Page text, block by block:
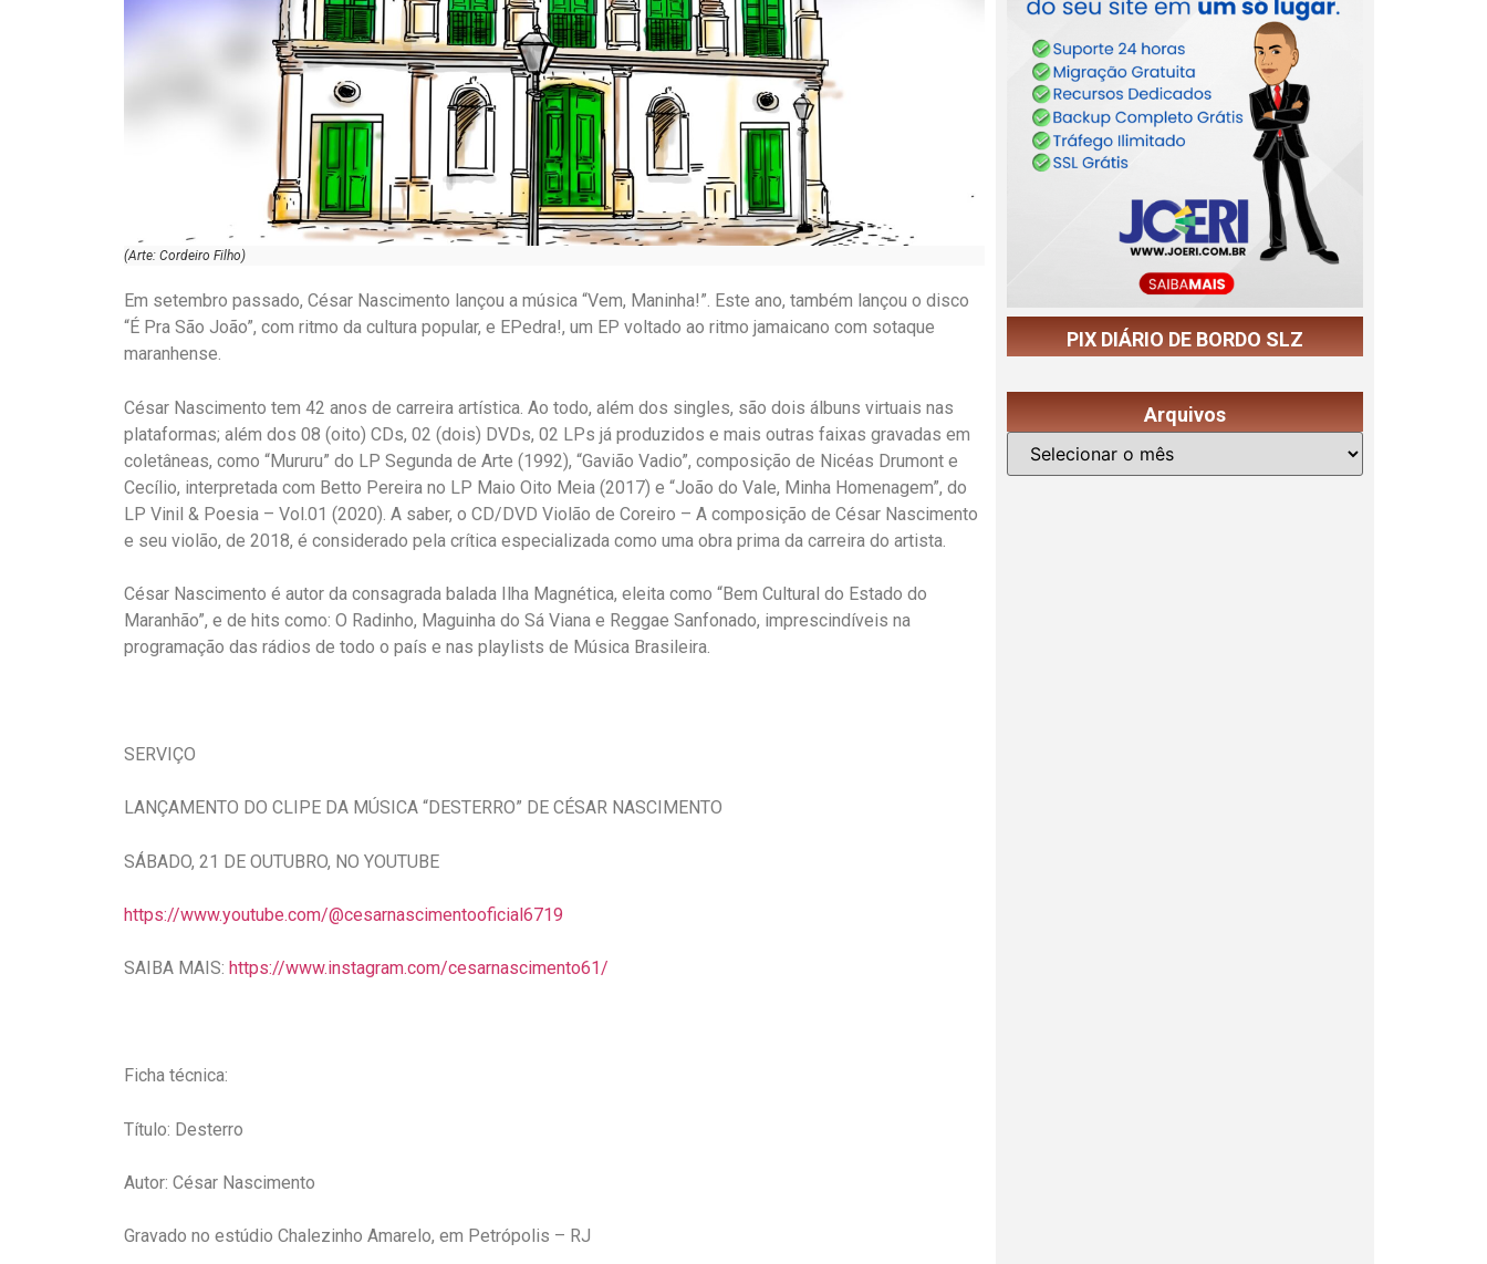
(Arte: Cordeiro Filho)
Em setembro passado, César Nascimento lançou a música “Vem, Maninha!”. Este ano, também lançou o disco
“É Pra São João”, com ritmo da cultura popular, e EPedra!, um EP voltado ao ritmo jamaicano com sotaque
maranhense.
César Nascimento tem 42 anos de carreira artística. Ao todo, além dos singles, são dois álbuns virtuais nas
plataformas; além dos 08 (oito) CDs, 02 (dois) DVDs, 02 LPs já produzidos e mais outras faixas gravadas em
coletâneas, como “Mururu” do LP Segunda de Arte (1992), “Gavião Vadio”, composição de Nicéas Drumont e
Cecílio, interpretada com Betto Pereira no LP Maio Oito Meia (2017) e “João do Vale, Minha Homenagem”, do
LP Vinil & Poesia – Vol.01 (2020). A saber, o CD/DVD Violão de Coreiro – A composição de César Nascimento
e seu violão, de 2018, é considerado pela crítica especializada como uma obra prima da carreira do artista.
César Nascimento é autor da consagrada balada Ilha Magnética, eleita como “Bem Cultural do Estado do
Maranhão”, e de hits como: O Radinho, Maguinha do Sá Viana e Reggae Sanfonado, imprescindíveis na
programação das rádios de todo o país e nas playlists de Música Brasileira.
SERVIÇO
LANÇAMENTO DO CLIPE DA MÚSICA “DESTERRO” DE CÉSAR NASCIMENTO
SÁBADO, 21 DE OUTUBRO, NO YOUTUBE
https://www.youtube.com/@cesarnascimentooficial6719
SAIBA MAIS: https://www.instagram.com/cesarnascimento61/
Ficha técnica:
Título: Desterro
Autor: César Nascimento
Gravado no estúdio Chalezinho Amarelo, em Petrópolis – RJ
PIX DIÁRIO DE BORDO SLZ
Arquivos